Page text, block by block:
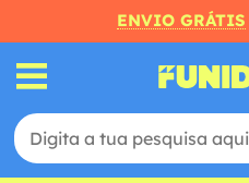
ENVIO GRÁTIS